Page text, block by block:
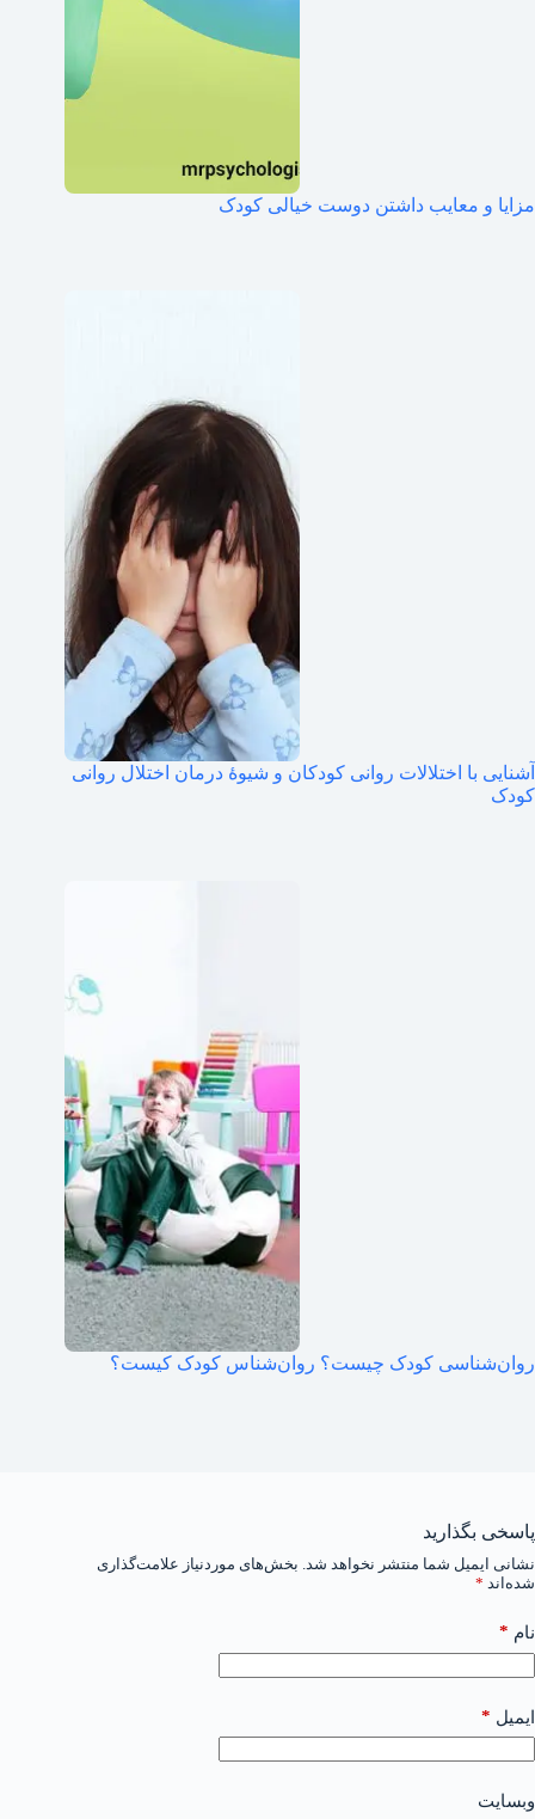
مزایا و معایب داشتن دوست خیالی کودک
آشنایی با اختلالات روانی کودکان و شیوهٔ درمان اختلال روانی
کودک
روان‌شناسی کودک چیست؟ روان‌شناس کودک کیست؟
پاسخی بگذارید
نشانی ایمیل شما منتشر نخواهد شد. بخش‌های موردنیاز علامت‌گذاری
شده‌اند *
نام *
ایمیل *
وبسایت